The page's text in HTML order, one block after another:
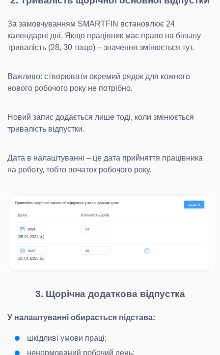
За замовчуванням SMARTFIN встановлює 24
календарні дні. Якщо працівник має право на більшу
тривалість (28, 30 тощо) – значення змінюється тут.
Важливо: створювати окремий рядок для кожного
нового робочого року не потрібно.
Новий запис додається лише тоді, коли змінюється
тривалість відпустки.
Дата в налаштуванні – це дата прийняття працівника
на роботу, тобто початок робочого року.
3. Щорічна додаткова відпустка
У налаштуванні обирається підстава:
шкідливі умови праці;
ненормований робочий день;